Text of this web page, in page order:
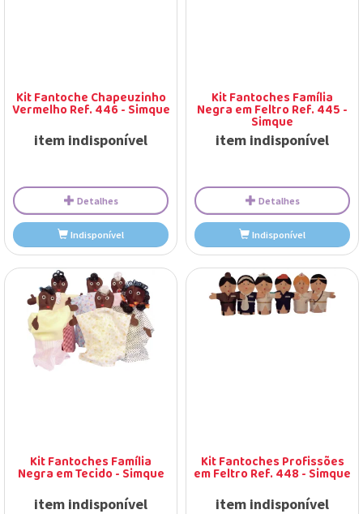
Kit Fantoche Chapeuzinho
Vermelho Ref. 446 - Simque
item indisponível
Detalhes
Kit Fantoches Família
Negra em Feltro Ref. 445 -
Simque
item indisponível
Kit Fantoches Família
Negra em Tecido - Simque
item indisponível
Kit Fantoches Profissões
em Feltro Ref. 448 - Simque
item indisponível